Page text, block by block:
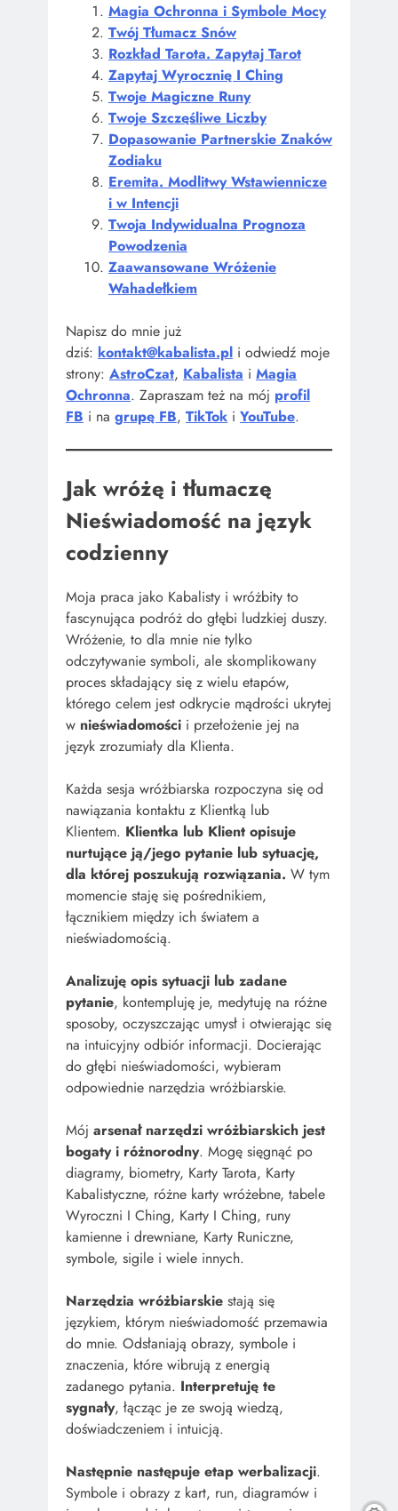
Magia Ochronna i Symbole Mocy
Twój Tłumacz Snów
Rozkład Tarota. Zapytaj Tarot
Zapytaj Wyrocznię I Ching
Twoje Magiczne Runy
Twoje Szczęśliwe Liczby
Dopasowanie Partnerskie Znaków
Zodiaku
Eremita. Modlitwy Wstawiennicze
i w Intencji
Twoja Indywidualna Prognoza
Powodzenia
Zaawansowane Wróżenie
Wahadełkiem
Napisz do mnie już
dziś: kontakt@kabalista.pl i odwiedź moje
strony: AstroCzat, Kabalista i Magia
Ochronna. Zapraszam też na mój profil
FB i na grupę FB, TikTok i YouTube.
Jak wróżę i tłumaczę
Nieświadomość na język
codzienny
Moja praca jako Kabalisty i wróżbity to
fascynująca podróż do głębi ludzkiej duszy.
Wróżenie, to dla mnie nie tylko
odczytywanie symboli, ale skomplikowany
proces składający się z wielu etapów,
którego celem jest odkrycie mądrości ukrytej
w nieświadomości i przełożenie jej na
język zrozumiały dla Klienta.
Każda sesja wróżbiarska rozpoczyna się od
nawiązania kontaktu z Klientką lub
Klientem. Klientka lub Klient opisuje
nurtujące ją/jego pytanie lub sytuację,
dla której poszukują rozwiązania. W tym
momencie staję się pośrednikiem,
łącznikiem między ich światem a
nieświadomością.
Analizuję opis sytuacji lub zadane
pytanie, kontempluję je, medytuję na różne
sposoby, oczyszczając umysł i otwierając się
na intuicyjny odbiór informacji. Docierając
do głębi nieświadomości, wybieram
odpowiednie narzędzia wróżbiarskie.
Mój arsenał narzędzi wróżbiarskich jest
bogaty i różnorodny. Mogę sięgnąć po
diagramy, biometry, Karty Tarota, Karty
Kabalistyczne, różne karty wróżebne, tabele
Wyroczni I Ching, Karty I Ching, runy
kamienne i drewniane, Karty Runiczne,
symbole, sigile i wiele innych.
Narzędzia wróżbiarskie stają się
językiem, którym nieświadomość przemawia
do mnie. Odsłaniają obrazy, symbole i
znaczenia, które wibrują z energią
zadanego pytania. Interpretuję te
sygnały, łącząc je ze swoją wiedzą,
doświadczeniem i intuicją.
Następnie następuje etap werbalizacji.
Symbole i obrazy z kart, run, diagramów i